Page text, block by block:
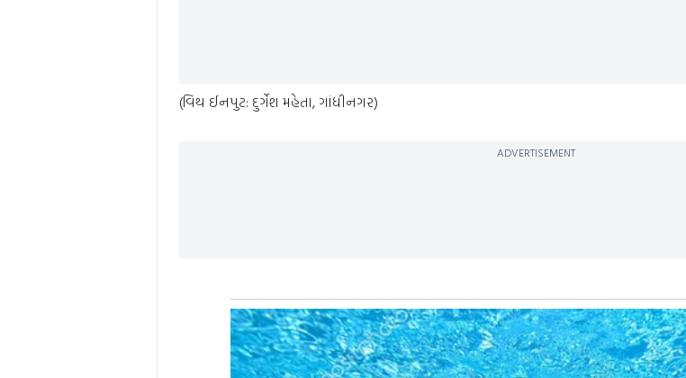
(વિથ ઈનપુટ: દુર્ગેશ મહેતા, ગાંધીનગર)
ADVERTISEMENT